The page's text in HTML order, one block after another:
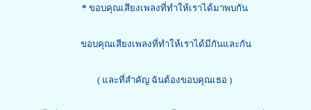
* ขอบคุณเสียงเพลงที่ทำให้เราได้มาพบกัน
ขอบคุณเสียงเพลงที่ทำให้เราได้มีกันและกัน
( และที่สำคัญ ฉันต้องขอบคุณเธอ )